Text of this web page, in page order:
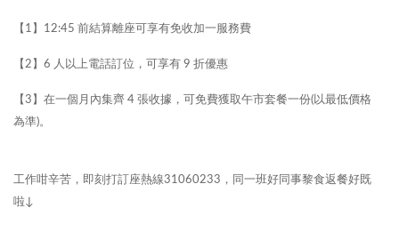
【1】12:45 前結算離座可享有免收加一服務費
【2】6 人以上電話訂位，可享有 9 折優惠
【3】在一個月內集齊 4 張收據，可免費獲取午市套餐一份(以最低價格
為準)。
工作咁辛苦，即刻打訂座熱線31060233，同一班好同事黎食返餐好既
啦↓